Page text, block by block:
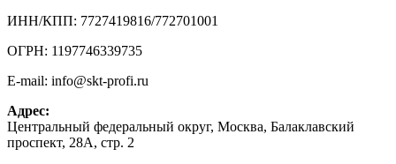
ИНН/КПП: 7727419816/772701001
ОГРН: 1197746339735
E-mail: info@skt-profi.ru
Адрес:
Центральный федеральный округ, Москва, Балаклавский
проспект, 28А, стр. 2